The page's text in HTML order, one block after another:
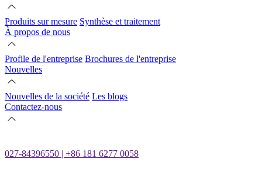
Produits sur mesure Synthèse et traitement
À propos de nous
Profile de l'entreprise Brochures de l'entreprise
Nouvelles
Nouvelles de la société Les blogs
Contactez-nous
027-84396550 | +86 181 6277 0058